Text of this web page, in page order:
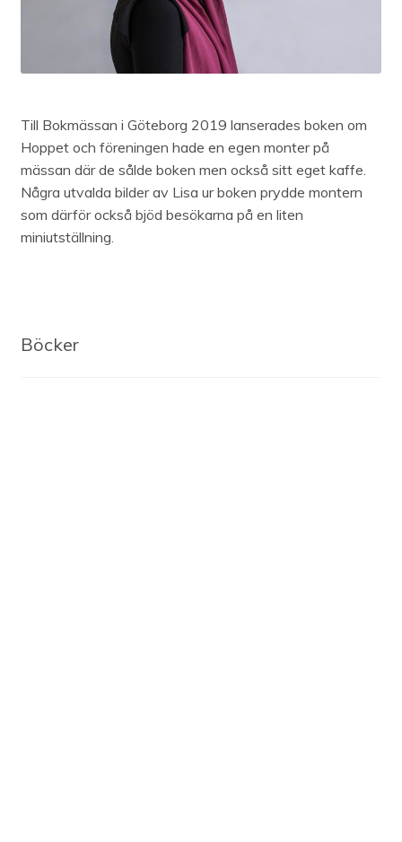
Till Bokmässan i Göteborg 2019 lanserades boken om
Hoppet och föreningen hade en egen monter på
mässan där de sålde boken men också sitt eget kaffe.
Några utvalda bilder av Lisa ur boken prydde montern
som därför också bjöd besökarna på en liten
miniutställning.
Böcker